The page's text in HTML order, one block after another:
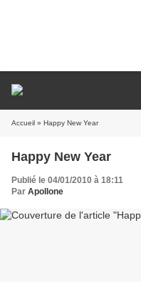
Accueil » Happy New Year
Happy New Year
Publié le 04/01/2010 à 18:11
Par Apollone